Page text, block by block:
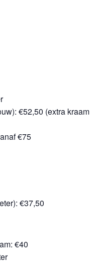
€52,50 (extra kraam
€75
€37,50
€40